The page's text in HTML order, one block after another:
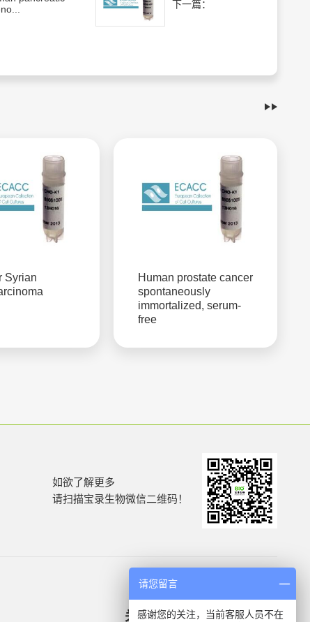
下一篇：
Syrian
Human prostate cancer
spontaneously
immortalized, serum-
free
如欲了解更多
请扫描宝录生物微信二维码！
关于我们 产品信息
请您留言
感谢您的关注，当前客服人员不在